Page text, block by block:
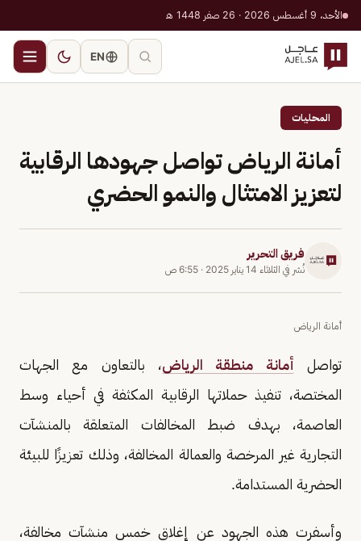
الأحد، 9 أغسطس 2026 · 26 صفر 1448 هـ
EN
المحليات
أمانة الرياض تواصل جهودها الرقابية
لتعزيز الامتثال والنمو الحضري
فريق التحرير
نُشر في الثلاثاء 14 يناير 2025 · 6:55 ص
أمانة الرياض
تواصل أمانة منطقة الرياض، بالتعاون مع الجهات
المختصة، تنفيذ حملاتها الرقابية المكثفة في أحياء وسط
العاصمة، بهدف ضبط المخالفات المتعلقة بالمنشآت
التجارية غير المرخصة والعمالة المخالفة، وذلك تعزيزًا للبيئة
الحضرية المستدامة.
وأسفرت هذه الجهود عن إغلاق خمس منشآت مخالفة،